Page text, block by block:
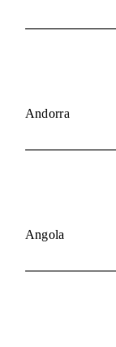
Andorra
Angola